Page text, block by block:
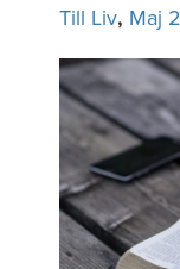
Till Liv, Maj